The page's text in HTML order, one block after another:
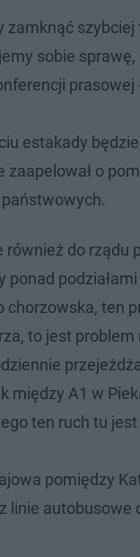
zamknąć
sobie
prasowej
estakady
o
również do rządu
ponad
chorzowska, ten
to jest problem
między A1 w
ten ruch tu
pomiędzy
linie